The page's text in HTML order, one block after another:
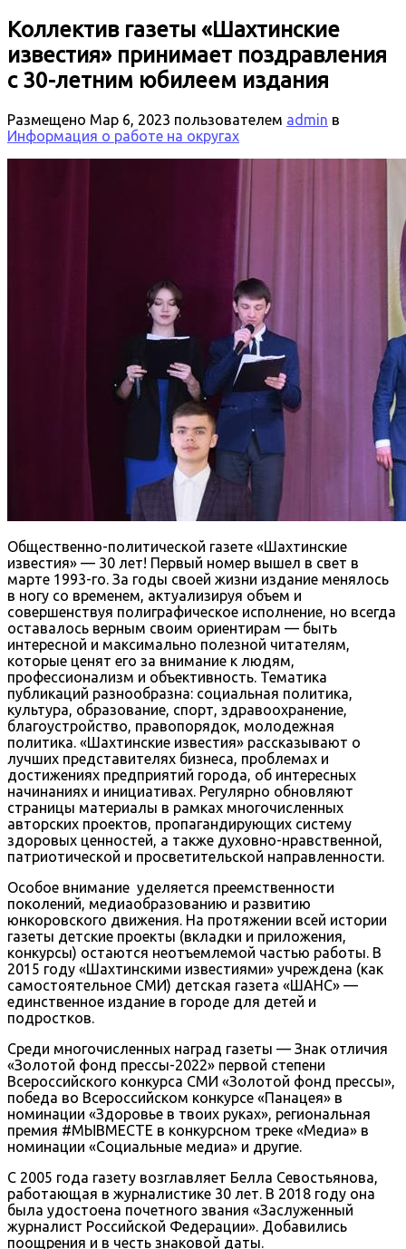
Коллектив газеты «Шахтинские
известия» принимает поздравления
с 30-летним юбилеем издания
Размещено Мар 6, 2023 пользователем admin в
Информация о работе на округах
Общественно-политической газете «Шахтинские
известия» — 30 лет! Первый номер вышел в свет в
марте 1993-го. За годы своей жизни издание менялось
в ногу со временем, актуализируя объем и
совершенствуя полиграфическое исполнение, но всегда
оставалось верным своим ориентирам — быть
интересной и максимально полезной читателям,
которые ценят его за внимание к людям,
профессионализм и объективность. Тематика
публикаций разнообразна: социальная политика,
культура, образование, спорт, здравоохранение,
благоустройство, правопорядок, молодежная
политика. «Шахтинские известия» рассказывают о
лучших представителях бизнеса, проблемах и
достижениях предприятий города, об интересных
начинаниях и инициативах. Регулярно обновляют
страницы материалы в рамках многочисленных
авторских проектов, пропагандирующих систему
здоровых ценностей, а также духовно-нравственной,
патриотической и просветительской направленности.
Особое внимание уделяется преемственности
поколений, медиаобразованию и развитию
юнкоровского движения. На протяжении всей истории
газеты детские проекты (вкладки и приложения,
конкурсы) остаются неотъемлемой частью работы. В
2015 году «Шахтинскими известиями» учреждена (как
самостоятельное СМИ) детская газета «ШАНС» —
единственное издание в городе для детей и
подростков.
Среди многочисленных наград газеты — Знак отличия
«Золотой фонд прессы-2022» первой степени
Всероссийского конкурса СМИ «Золотой фонд прессы»,
победа во Всероссийском конкурсе «Панацея» в
номинации «Здоровье в твоих руках», региональная
премия #МЫВМЕСТЕ в конкурсном треке «Медиа» в
номинации «Социальные медиа» и другие.
С 2005 года газету возглавляет Белла Севостьянова,
работающая в журналистике 30 лет. В 2018 году она
была удостоена почетного звания «Заслуженный
журналист Российской Федерации». Добавились
поощрения и в честь знаковой даты.